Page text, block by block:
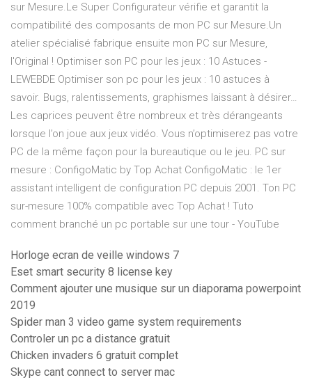
sur Mesure.Le Super Configurateur vérifie et garantit la
compatibilité des composants de mon PC sur Mesure.Un
atelier spécialisé fabrique ensuite mon PC sur Mesure,
l'Original ! Optimiser son PC pour les jeux : 10 Astuces -
LEWEBDE Optimiser son pc pour les jeux : 10 astuces à
savoir. Bugs, ralentissements, graphismes laissant à désirer…
Les caprices peuvent être nombreux et très dérangeants
lorsque l’on joue aux jeux vidéo. Vous n’optimiserez pas votre
PC de la même façon pour la bureautique ou le jeu. PC sur
mesure : ConfigoMatic by Top Achat ConfigoMatic : le 1er
assistant intelligent de configuration PC depuis 2001. Ton PC
sur-mesure 100% compatible avec Top Achat ! Tuto
comment branché un pc portable sur une tour - YouTube
Horloge ecran de veille windows 7
Eset smart security 8 license key
Comment ajouter une musique sur un diaporama powerpoint
2019
Spider man 3 video game system requirements
Controler un pc a distance gratuit
Chicken invaders 6 gratuit complet
Skype cant connect to server mac